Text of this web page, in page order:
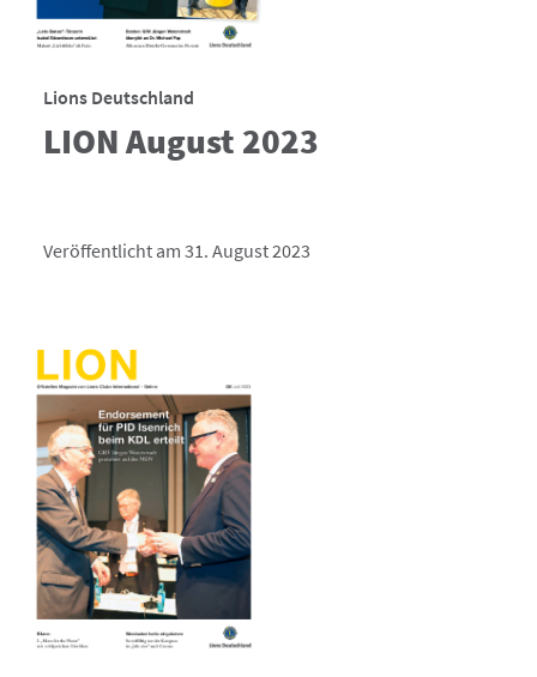
Lions Deutschland
LION August 2023
Veröffentlicht am 31. August 2023